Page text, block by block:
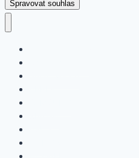
Spravovat souhlas